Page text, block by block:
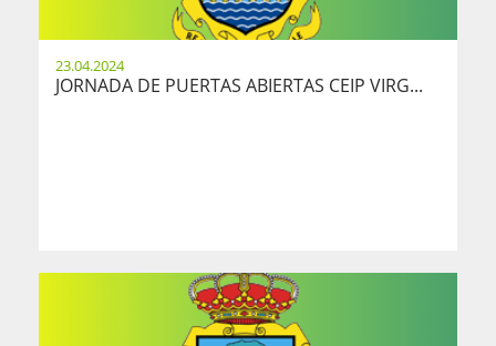
23.04.2024
JORNADA DE PUERTAS ABIERTAS CEIP VIRG...